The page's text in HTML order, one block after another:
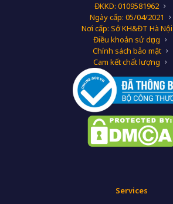
ĐKKD: 0109581962
Ngày cấp: 05/04/2021
Nơi cấp: Sở KH&ĐT Hà Nội
Điều khoản sử dụng
Chính sách bảo mật
Cam kết chất lượng
Services